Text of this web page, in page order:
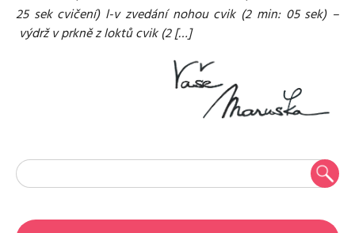
25 sek cvičení) l-v zvedání nohou cvik (2 min: 05 sek) –
výdrž v prkně z loktů cvik (2 […]